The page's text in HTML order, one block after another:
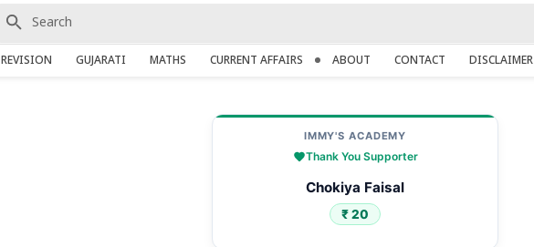
REVISION GUJARATI MATHS CURRENT AFFAIRS ABOUT CONTACT DISCLAIMER
IMMY'S ACADEMY
Thank You Supporter
Sheikh Mohammed Sameer
₹ 100